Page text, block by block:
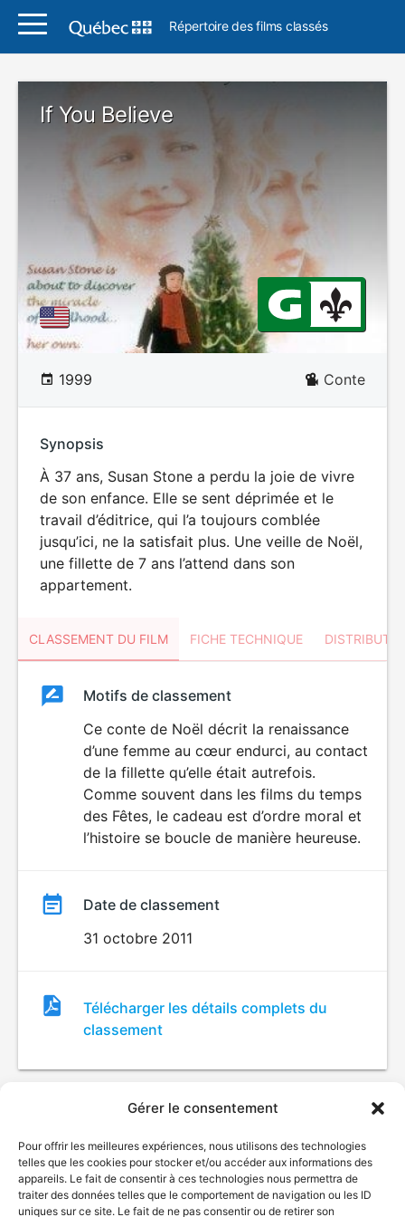
Gérer le consentement
Pour offrir les meilleures expériences, nous utilisons des technologies
telles que les cookies pour stocker et/ou accéder aux informations des
appareils. Le fait de consentir à ces technologies nous permettra de
traiter des données telles que le comportement de navigation ou les ID
uniques sur ce site. Le fait de ne pas consentir ou de retirer son
Répertoire des films classés
If You Believe
1999 Conte
Synopsis
À 37 ans, Susan Stone a perdu la joie de vivre
de son enfance. Elle se sent déprimée et le
travail d’éditrice, qui l’a toujours comblée
jusqu’ici, ne la satisfait plus. Une veille de Noël,
une fillette de 7 ans l’attend dans son
appartement.
CLASSEMENT DU FILM FICHE TECHNIQUE
ClassementClassement
Motifs de classement
Ce conte de Noël décrit la renaissance
d’une femme au cœur endurci, au contact
de la fillette qu’elle était autrefois.
Comme souvent dans les films du temps
des Fêtes, le cadeau est d’ordre moral et
l’histoire se boucle de manière heureuse.
Date de classement
31 octobre 2011
Fichier
de
classement
Télécharger les détails complets du
classement